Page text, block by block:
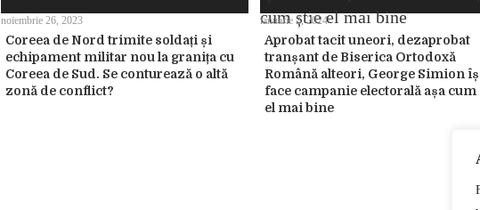
Coreea de Nord trimite soldați și
echipament militar nou la granița cu
Coreea de Sud. Se conturează o altă
zonă de conflict?
noiembrie 26, 2023
Aprobat tacit uneori, dezaprobat
tranșant de Biserica Ortodoxă
Română alteori, George Simion
face campanie electorală așa cum
el mai bine
ianuarie 2, 2024